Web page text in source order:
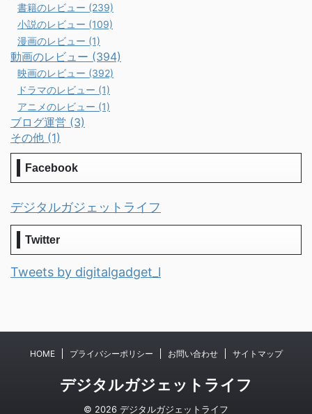
書籍のレビュー (239)
小説のレビュー (109)
漫画のレビュー (1)
動画のレビュー (394)
映画のレビュー (392)
ドラマのレビュー (1)
アニメのレビュー (1)
ブログ運営 (3)
その他 (1)
Facebook
デジタルガジェットライフ
Twitter
Tweets by digitalgadget_l
HOME プライバシーポリシー お問い合わせ サイトマップ
デジタルガジェットライフ
© 2026 デジタルガジェットライフ